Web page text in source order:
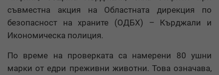
съвместна акция на Областната дирекция по
безопасност на храните (ОДБХ) – Кърджали и
Икономическа полиция.
По време на проверката са намерени 80 ушни
марки от едри преживни животни. Това означава,